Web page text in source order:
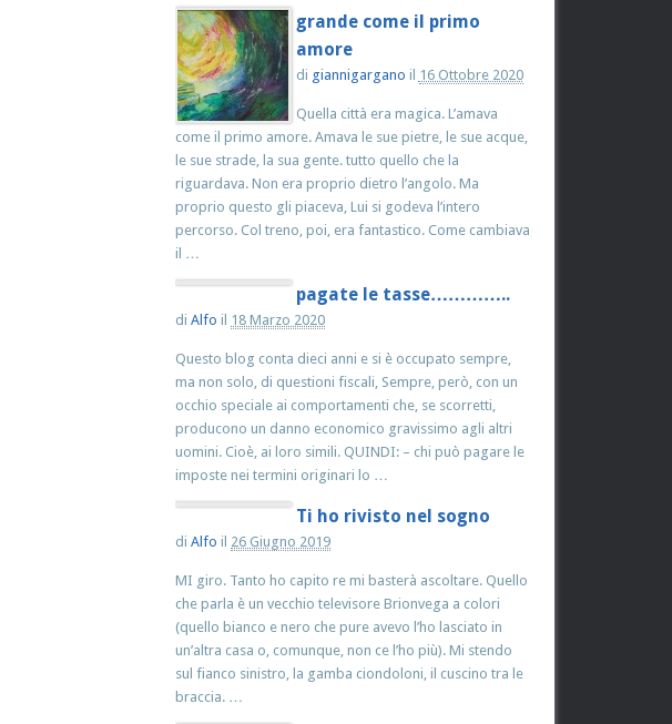
grande come il primo
amore
di giannigargano il 16 Ottobre 2020
Quella città era magica. L’amava
come il primo amore. Amava le sue pietre, le sue acque,
le sue strade, la sua gente. tutto quello che la
riguardava. Non era proprio dietro l’angolo. Ma
proprio questo gli piaceva, Lui si godeva l’intero
percorso. Col treno, poi, era fantastico. Come cambiava
il …
pagate le tasse…………..
diAlfo il 18 Marzo 2020
Questo blog conta dieci anni e si è occupato sempre,
ma non solo, di questioni fiscali, Sempre, però, con un
occhio speciale ai comportamenti che, se scorretti,
producono un danno economico gravissimo agli altri
uomini. Cioè, ai loro simili. QUINDI: – chi può pagare le
imposte nei termini originari lo …
Ti ho rivisto nel sogno
diAlfo il 26 Giugno 2019
MI giro. Tanto ho capito re mi basterà ascoltare. Quello
che parla è un vecchio televisore Brionvega a colori
(quello bianco e nero che pure avevo l’ho lasciato in
un’altra casa o, comunque, non ce l’ho più). Mi stendo
sul fianco sinistro, la gamba ciondoloni, il cuscino tra le
braccia. …